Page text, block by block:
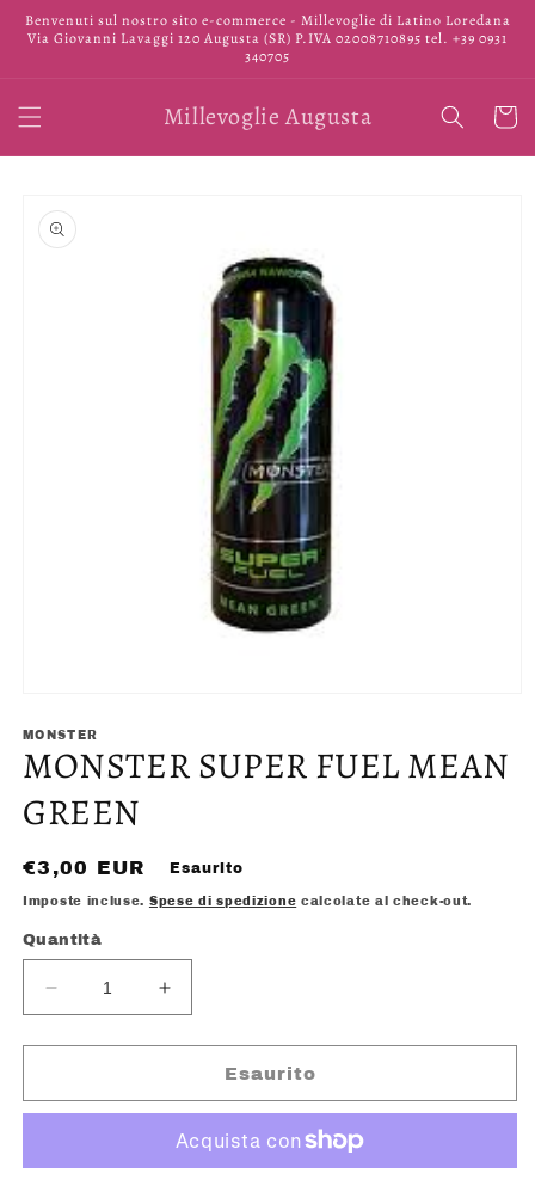
direttamente
ai contenuti
Benvenuti sul nostro sito e-commerce - Millevoglie di Latino Loredana
Via Giovanni Lavaggi 120 Augusta (SR) P.IVA 02008710895 tel. +39 0931
340705
Millevoglie Augusta
informazioni
sul prodotto
multimediali
1
in
modale
MONSTER
MONSTER SUPER FUEL MEAN
GREEN
Prezzo
di
€3,00 EUR Esaurito
Imposte incluse. Spese di spedizione calcolate al check-out.
Quantità
Diminuisci
quantità
per
SUPER
GREEN
Aumenta
quantità
per
MONSTER
SUPER
MEAN
GREEN
Esaurito